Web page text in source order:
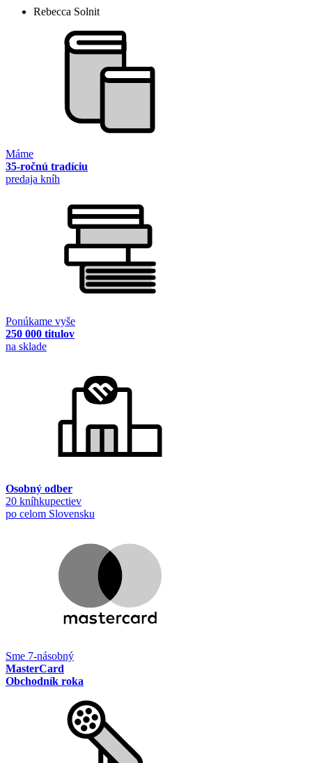
Rebecca Solnit
Máme
35-ročnú tradíciu
predaja kníh
Ponúkame vyše
250 000 titulov
na sklade
Osobný odber
20 kníhkupectiev
po celom Slovensku
Sme 7-násobný
MasterCard
Obchodník roka